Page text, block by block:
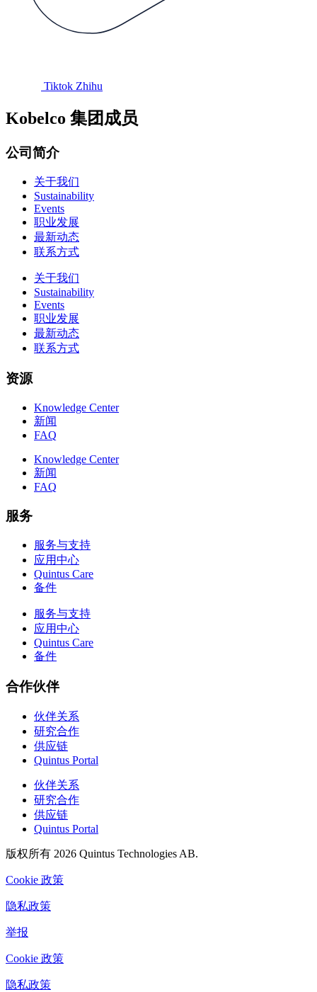
Tiktok Zhihu
Kobelco 集团成员
公司简介
关于我们
Sustainability
Events
职业发展
最新动态
联系方式
关于我们
Sustainability
Events
职业发展
最新动态
联系方式
资源
Knowledge Center
新闻
FAQ
Knowledge Center
新闻
FAQ
服务
服务与支持
应用中心
Quintus Care
备件
服务与支持
应用中心
Quintus Care
备件
合作伙伴
伙伴关系
研究合作
供应链
Quintus Portal
伙伴关系
研究合作
供应链
Quintus Portal
版权所有 2026 Quintus Technologies AB.
Cookie 政策
隐私政策
举报
Cookie 政策
隐私政策